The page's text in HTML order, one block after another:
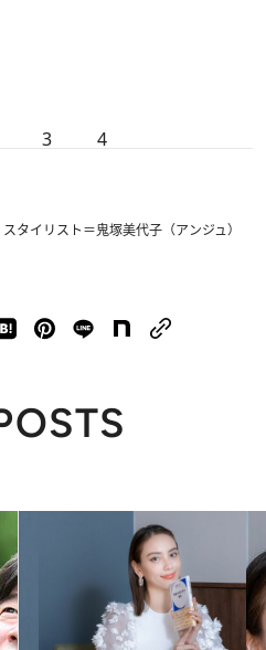
3 4
イリスト＝鬼塚美代子（アンジュ）